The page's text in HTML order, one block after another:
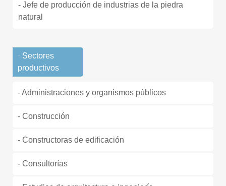
- Jefe de producción de industrias de la piedra
natural
· Sectores
productivos
- Administraciones y organismos públicos
- Construcción
- Constructoras de edificación
- Consultorías